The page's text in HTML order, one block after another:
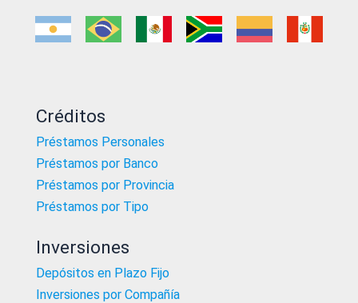
Créditos
Préstamos Personales
Préstamos por Banco
Préstamos por Provincia
Préstamos por Tipo
Inversiones
Depósitos en Plazo Fijo
Inversiones por Compañía